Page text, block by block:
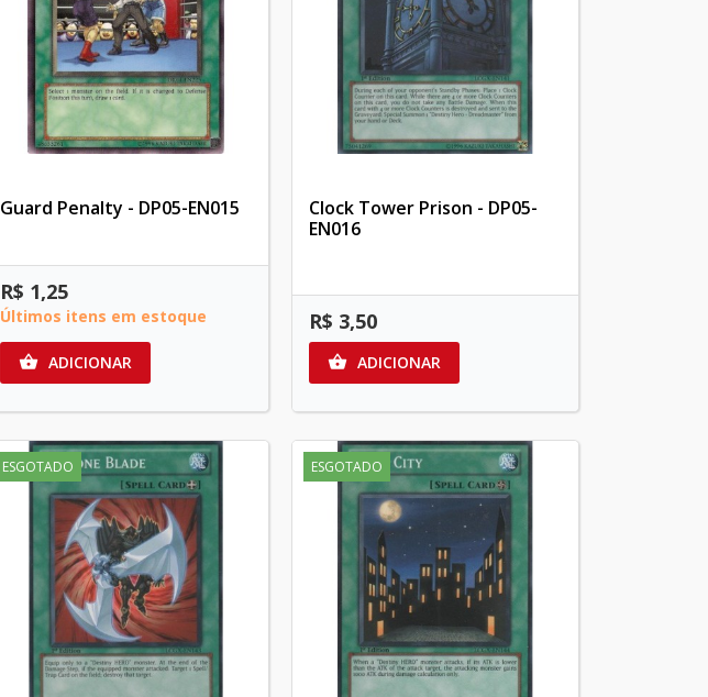
Guard Penalty - DP05-EN015
R$ 1,25
Últimos itens em estoque
 ADICIONAR
Clock Tower Prison - DP05-
EN016
R$ 3,50
 ADICIONAR
ESGOTADO ESGOTADO